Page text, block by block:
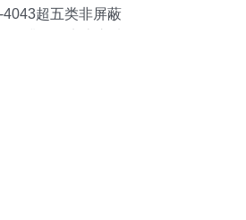
超五类非屏蔽